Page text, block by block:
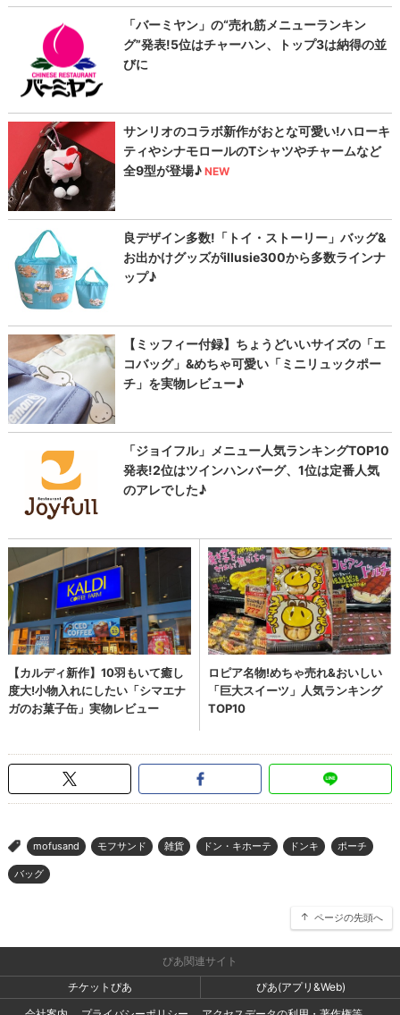
> mofusand モフサンド 雑貨 ドン・キホーテ ドンキ ポーチ
バッグ
ページの先頭へ
ぴあ関連サイト
チケットぴあ
ぴあ(アプリ&Web)